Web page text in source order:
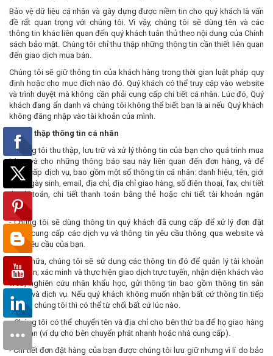
Bảo vệ dữ liệu cá nhân và gây dựng được niềm tin cho quý khách là vấn
đề rất quan trọng với chúng tôi. Vì vậy, chúng tôi sẽ dùng tên và các
thông tin khác liên quan đến quý khách tuân thủ theo nội dung của Chính
sách bảo mật. Chúng tôi chỉ thu thập những thông tin cần thiết liên quan
đến giao dịch mua bán.
Chúng tôi sẽ giữ thông tin của khách hàng trong thời gian luật pháp quy
định hoặc cho mục đích nào đó. Quý khách có thể truy cập vào website
và trình duyệt mà không cần phải cung cấp chi tiết cá nhân. Lúc đó, Quý
khách đang ẩn danh và chúng tôi không thể biết bạn là ai nếu Quý khách
không đăng nhập vào tài khoản của mình.
1. Thu thập thông tin cá nhân
- Chúng tôi thu thập, lưu trữ và xử lý thông tin của bạn cho quá trình mua
hàng và cho những thông báo sau này liên quan đến đơn hàng, và để
cung cấp dịch vụ, bao gồm một số thông tin cá nhân: danh hiệu, tên, giới
tính, ngày sinh, email, địa chỉ, địa chỉ giao hàng, số điện thoại, fax, chi tiết
thanh toán, chi tiết thanh toán bằng thẻ hoặc chi tiết tài khoản ngân
hàng.
- Chúng tôi sẽ dùng thông tin quý khách đã cung cấp để xử lý đơn đặt
hàng, cung cấp các dịch vụ và thông tin yêu cầu thông qua website và
theo yêu cầu của bạn.
- Hơn nữa, chúng tôi sẽ sử dụng các thông tin đó để quản lý tài khoản
của bạn; xác minh và thực hiện giao dịch trực tuyến, nhận diện khách vào
web, nghiên cứu nhân khẩu học, gửi thông tin bao gồm thông tin sản
phẩm và dịch vụ. Nếu quý khách không muốn nhận bất cứ thông tin tiếp
thị của chúng tôi thì có thể từ chối bất cứ lúc nào.
- Chúng tôi có thể chuyển tên và địa chỉ cho bên thứ ba để họ giao hàng
cho bạn (ví dụ cho bên chuyển phát nhanh hoặc nhà cung cấp).
- Chi tiết đơn đặt hàng của bạn được chúng tôi lưu giữ nhưng vì lí do bảo